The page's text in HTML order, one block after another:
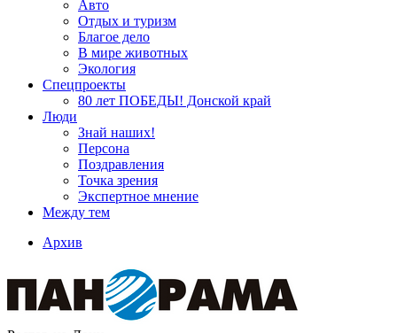
Авто
Отдых и туризм
Благое дело
В мире животных
Экология
Спецпроекты
80 лет ПОБЕДЫ! Донской край
Люди
Знай наших!
Персона
Поздравления
Точка зрения
Экспертное мнение
Между тем
Архив